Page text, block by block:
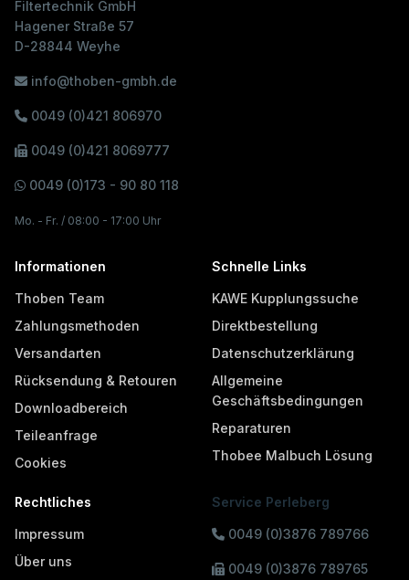
Filtertechnik GmbH
Hagener Straße 57
D-28844 Weyhe
info@thoben-gmbh.de
0049 (0)421 806970
0049 (0)421 8069777
0049 (0)173 - 90 80 118
Mo. - Fr. / 08:00 - 17:00 Uhr
Informationen
Thoben Team
Zahlungsmethoden
Versandarten
Rücksendung & Retouren
Downloadbereich
Teileanfrage
Cookies
Schnelle Links
KAWE Kupplungssuche
Direktbestellung
Datenschutzerklärung
Allgemeine
Geschäftsbedingungen
Reparaturen
Thobee Malbuch Lösung
Rechtliches
Impressum
Über uns
Service Perleberg
0049 (0)3876 789766
0049 (0)3876 789765